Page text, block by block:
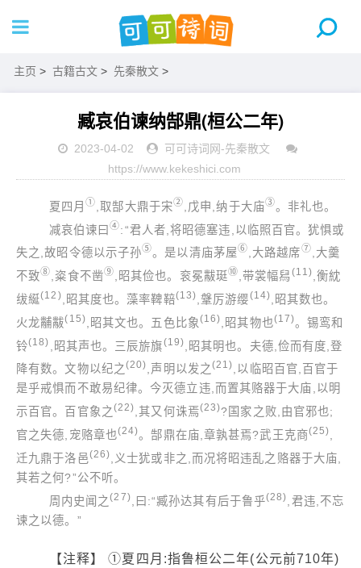
主页 > 古籍古文 > 先秦散文 >
臧哀伯谏纳郜鼎(桓公二年)
2023-04-02 可可诗词网-先秦散文
https://www.kekeshici.com
夏四月① ,取郜大鼎于宋② ,戊申,纳于大庙③。非礼也。
减哀伯谏曰④:“君人者,将昭德塞违,以临照百官。犹惧或
失之,故昭令德以示子孙⑤。是以清庙茅屋⑥,大路越席⑦,大羹
不致⑧ ,粢食不凿⑨ ,昭其俭也。衮冕黻珽⑩ ,带裳幅舄(11) ,衡紞
绂綖(12) ,昭其度也。藻率鞞鞛(13) ,鞶厉游缨(14) ,昭其数也。
火龙黼黻(15) ,昭其文也。五色比象(16) ,昭其物也(17)。锡鸾和
铃(18) ,昭其声也。三辰旂旗(19) ,昭其明也。夫德,俭而有度,登
降有数。文物以纪之(20),声明以发之(21),以临昭百官,百官于
是乎戒惧而不敢易纪律。今灭德立违,而置其赂器于大庙,以明
示百官。百官象之(22) ,其又何诛焉(23)?国家之败,由官邪也;
官之失德,宠赂章也(24)。郜鼎在庙,章孰甚焉?武王克商(25)
迁九鼎于洛邑(26) ,义士犹或非之,而况将昭违乱之赂器于大庙,
其若之何?”公不听。
周内史闻之(27) ,曰:“臧孙达其有后于鲁乎(28) ,君违,不忘
谏之以德。”
【注释】 ①夏四月:指鲁桓公二年(公元前710年)